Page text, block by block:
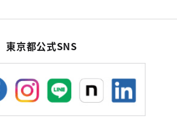
東京都公式SNS